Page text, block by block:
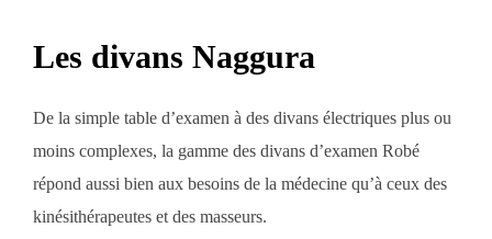
Les divans Naggura
De la simple table d’examen à des divans électriques plus ou
moins complexes, la gamme des divans d’examen Robé
répond aussi bien aux besoins de la médecine qu’à ceux des
kinésithérapeutes et des masseurs.